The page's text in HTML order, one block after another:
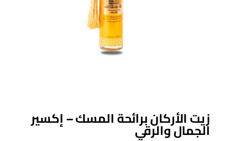
زيت الأركان برائحة المسك – إكسير
الجمال والرقي